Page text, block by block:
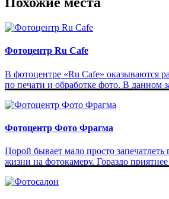
Фотоцентр Ru Cafe
В фотоцентре «Ru Cafe» оказываются
по печати и обработке фото. В данном
Фотоцентр Фото Фрагма
Порой бывает мало просто
жизни на фотокамеру. Гораздо